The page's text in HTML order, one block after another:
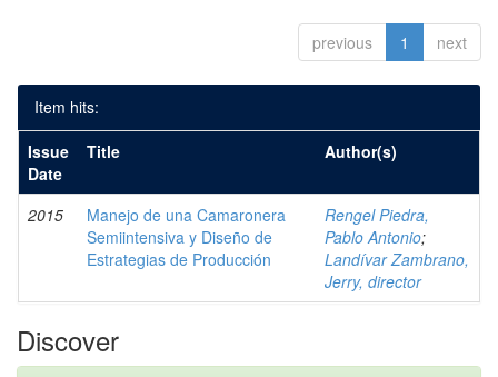
previous 1 next
Item hits:
Issue
Date
Title Author(s)
2015
Manejo de una Camaronera
Semiintensiva y Diseño de
Estrategias de Producción
Rengel Piedra,
Pablo Antonio;
Landívar Zambrano,
Jerry, director
Discover